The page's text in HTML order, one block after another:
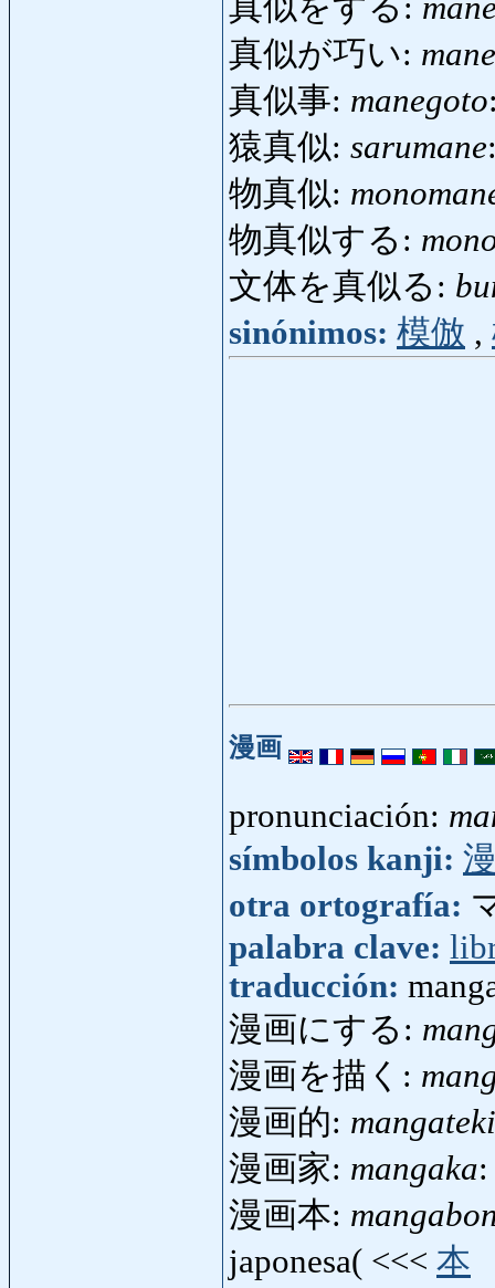
真似をする:
真似が巧い:
真似事: manegoto
猿真似: sarumane
物真似:
物真似する:
文体を真似る:
sinónimos: 模倣 ,
漫画
pronunciación:
símbolos kanji:
otra ortografía:
palabra clave:
traducción:
漫画にする:
漫画を描く:
漫画的: mangateki
漫画家: mangaka
漫画本:
japonesa( <<< 本